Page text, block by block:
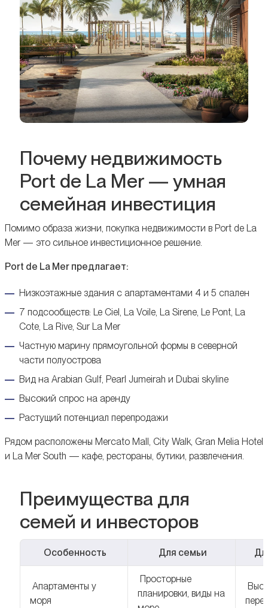
Почему недвижимость
Port de La Mer — умная
семейная инвестиция
Помимо образа жизни, покупка недвижимости в Port de La
Mer — это сильное инвестиционное решение.
Port de La Mer предлагает:
Низкоэтажные здания с апартаментами 4 и 5 спален
7 подсообществ: Le Ciel, La Voile, La Sirene, Le Pont, La
Cote, La Rive, Sur La Mer
Частную марину прямоугольной формы в северной
части полуострова
Вид на Arabian Gulf, Pearl Jumeirah и Dubai skyline
Высокий спрос на аренду
Растущий потенциал перепродажи
Рядом расположены Mercato Mall, City Walk, Gran Melia Hotel
и La Mer South — кафе, рестораны, бутики, развлечения.
Преимущества для
семей и инвесторов
Особенность Для семьи
Апартаменты у
моря
Просторные
планировки, виды на